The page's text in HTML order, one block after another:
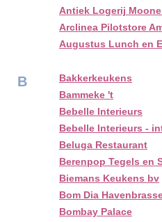
Antiek Logerij
Arclinea Pilotstore
Augustus Lunch en
B
Bakkerkeukens
Bammeke 't
Bebelle Interieurs
Bebelle Interieurs -
Beluga Restaurant
Berenpop Tegels en
Biemans Keukens bv
Bom Dia
Bombay Palace